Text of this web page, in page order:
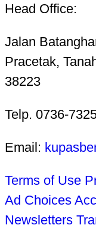
Head Office:
Jalan
Pracetak,
38223
Telp. 0736-
Email:
Terms of Use
Ad Choices
Newsletters